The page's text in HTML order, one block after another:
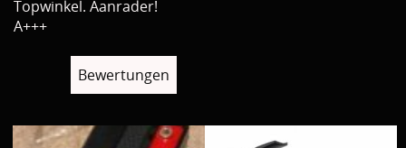
Topwinkel. Aanrader!
A+++
Bewertungen